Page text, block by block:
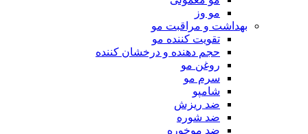
مو وز
بهداشت و مراقبت مو
تقویت کننده مو
حجم دهنده و درخشان کننده
روغن مو
سرم مو
شامپو
ضد ریزش
ضد شوره
ضد موخوره